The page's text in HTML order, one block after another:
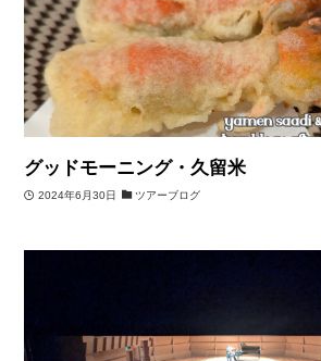
グッドモーニング・久留米
2024年6月30日 ツアーブログ